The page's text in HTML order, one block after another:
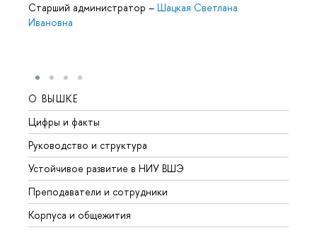
Cтарший администратор – Шацкая Светлана
Ивановна
О ВЫШКЕ
Цифры и факты
Руководство и структура
Устойчивое развитие в НИУ ВШЭ
Преподаватели и сотрудники
Корпуса и общежития